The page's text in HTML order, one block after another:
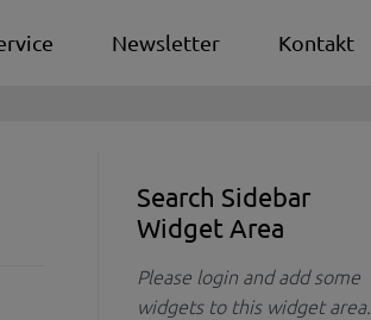
Newsletter Kontakt
Search Sidebar
Widget Area
Please login and add some
widgets to this widget area.